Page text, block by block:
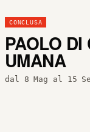
CONCLUSA
PAOLO
UMANA
dal 8 Mag al 15